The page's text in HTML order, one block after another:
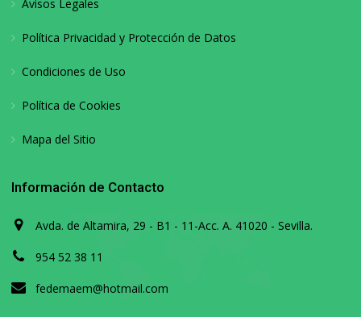
Avisos Legales
Política Privacidad y Protección de Datos
Condiciones de Uso
Política de Cookies
Mapa del Sitio
Información de Contacto
Avda. de Altamira, 29 - B1 - 11-Acc. A. 41020 - Sevilla.
954 52 38 11
fedemaem@hotmail.com